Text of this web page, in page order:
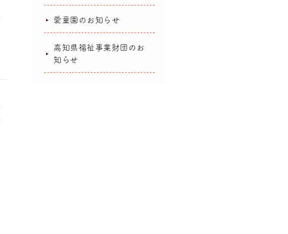
愛童園のお知らせ
高知県福祉事業財団のお
知らせ